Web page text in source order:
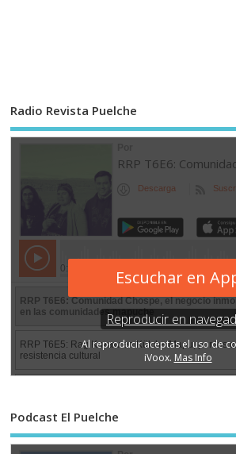
Radio Revista Puelche
Podcast El Puelche